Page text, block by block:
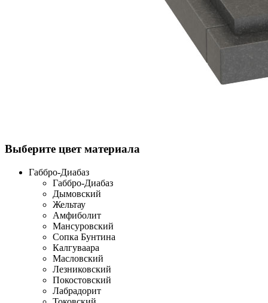
Выберите цвет материала
Габбро-Диабаз
Габбро-Диабаз
Дымовский
Жельтау
Амфиболит
Мансуровский
Сопка Бунтина
Калгуваара
Масловский
Лезниковский
Покостовский
Лабрадорит